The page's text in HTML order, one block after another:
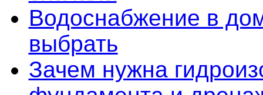
Водоснабжение в
выбрать
Зачем нужна